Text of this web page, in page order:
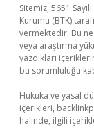
Sitemiz, 5651
Kurumu (BTK)
vermektedir. Bu
veya araştırma
yazdıkları
bu sorumluluğu
Hukuka ve yasal
içerikleri,
halinde, ilgili